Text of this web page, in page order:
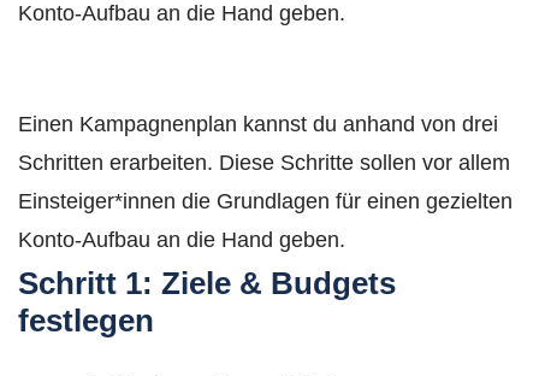
Konto-Aufbau an die Hand geben.
Einen Kampagnenplan kannst du anhand von drei
Schritten erarbeiten. Diese Schritte sollen vor allem
Einsteiger*innen die Grundlagen für einen gezielten
Konto-Aufbau an die Hand geben.
Schritt 1: Ziele & Budgets
festlegen